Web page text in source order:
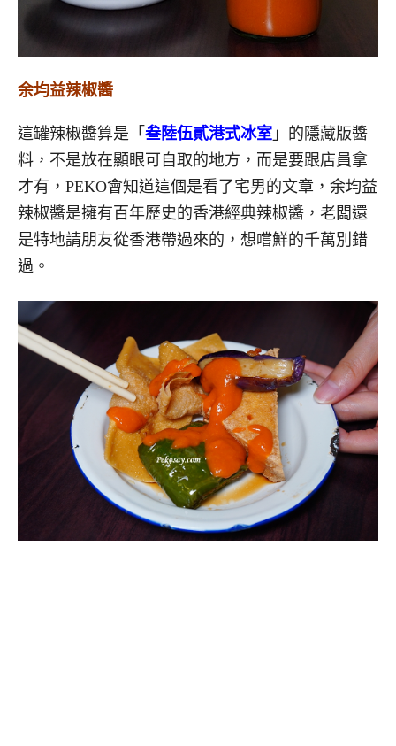
余均益辣椒醬
這罐辣椒醬算是「 叁陸伍貳港式冰室 」的隱藏版醬
料，不是放在顯眼可自取的地方，而是要跟店員拿
才有，PEKO會知道這個是看了宅男的文章，余均益
辣椒醬是擁有百年歷史的香港經典辣椒醬，老闆還
是特地請朋友從香港帶過來的，想嚐鮮的千萬別錯
過。